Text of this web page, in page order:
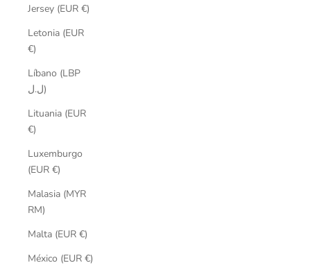
Jersey (EUR €)
Letonia (EUR
€)
Líbano (LBP
ل.ل)
Lituania (EUR
€)
Luxemburgo
(EUR €)
Malasia (MYR
RM)
Malta (EUR €)
México (EUR €)